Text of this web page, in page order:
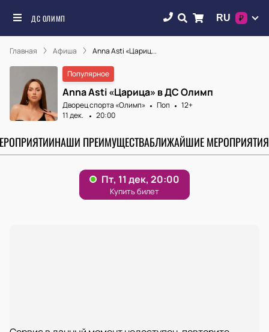
ДС ОЛИМП RU ₽
Главная Афиша Anna Asti «Цариц...
Популярное
Anna Asti «Царица» в ДС Олимп
Дворец спорта «‎Олимп» Поп
12+
11 дек.
20:00
НАШИ ПРЕИМУЩЕСТВАБЛИЖАЙШИЕ МЕРОПРИЯТИЯ